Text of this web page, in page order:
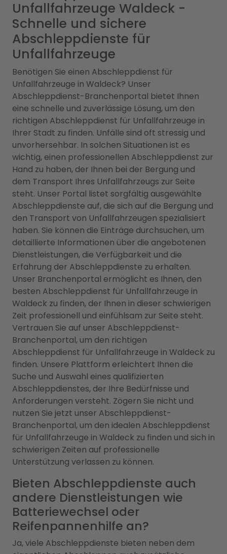
Unfallfahrzeuge Waldeck -
Schnelle und sichere
Abschleppdienste für
Unfallfahrzeuge
Benötigen Sie einen Abschleppdienst für
Unfallfahrzeuge in Waldeck? Unser
Abschleppdienst-Branchenportal bietet Ihnen
eine schnelle und zuverlässige Lösung, um den
richtigen Abschleppdienst für Unfallfahrzeuge in
Ihrer Stadt zu finden. Unfälle sind oft stressig und
unvorhersehbar. In solchen Situationen ist es
wichtig, einen professionellen Abschleppdienst zur
Hand zu haben, der Ihnen bei der Bergung und
dem Transport Ihres Unfallfahrzeugs zur Seite
steht. Unser Portal listet sorgfältig ausgewählte
Abschleppdienste auf, die sich auf die Bergung und
den Transport von Unfallfahrzeugen spezialisiert
haben. Sie können die Einträge durchsuchen, um
detaillierte Informationen über die angebotenen
Dienstleistungen, die Verfügbarkeit und die
Erfahrung der Abschleppdienste zu erhalten.
Unser Branchenportal ermöglicht es Ihnen, den
besten Abschleppdienst für Unfallfahrzeuge in
Waldeck zu finden, der Ihnen in dieser schwierigen
Zeit professionell und einfühlsam zur Seite steht.
Vertrauen Sie auf unser Abschleppdienst-
Branchenportal, um den richtigen
Abschleppdienst für Unfallfahrzeuge in Waldeck zu
finden. Unsere Plattform erleichtert Ihnen die
Suche und Auswahl eines qualifizierten
Abschleppdienstes, der Ihre Bedürfnisse und
Anforderungen versteht. Zögern Sie nicht und
nutzen Sie jetzt unser Abschleppdienst-
Branchenportal, um den idealen Abschleppdienst
für Unfallfahrzeuge in Waldeck zu finden und sich in
schwierigen Zeiten auf professionelle
Unterstützung verlassen zu können.
Bieten Abschleppdienste auch
andere Dienstleistungen wie
Batteriewechsel oder
Reifenpannenhilfe an?
Ja, viele Abschleppdienste bieten neben dem